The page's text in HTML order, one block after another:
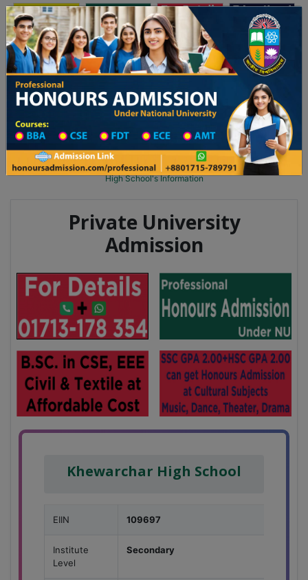
Toggle navigation অনার্স ভর্তি প্রফেশনাল অনার্স
Updates
২৬ শিক্ষাবর্ষের ১ম বর্ষের ভর্তি আবেদন বিজ্ঞপ্তি ঢাকা বিশ্ববিদ্যালয় ২০২৫-২৬ শিক্ষাবর্ষে
School Category
High School in Jamalpur Wise
High School List
High School's Information
Private University
Admission
Khewarchar High School
EIIN 109697
Institute
Level
Secondary